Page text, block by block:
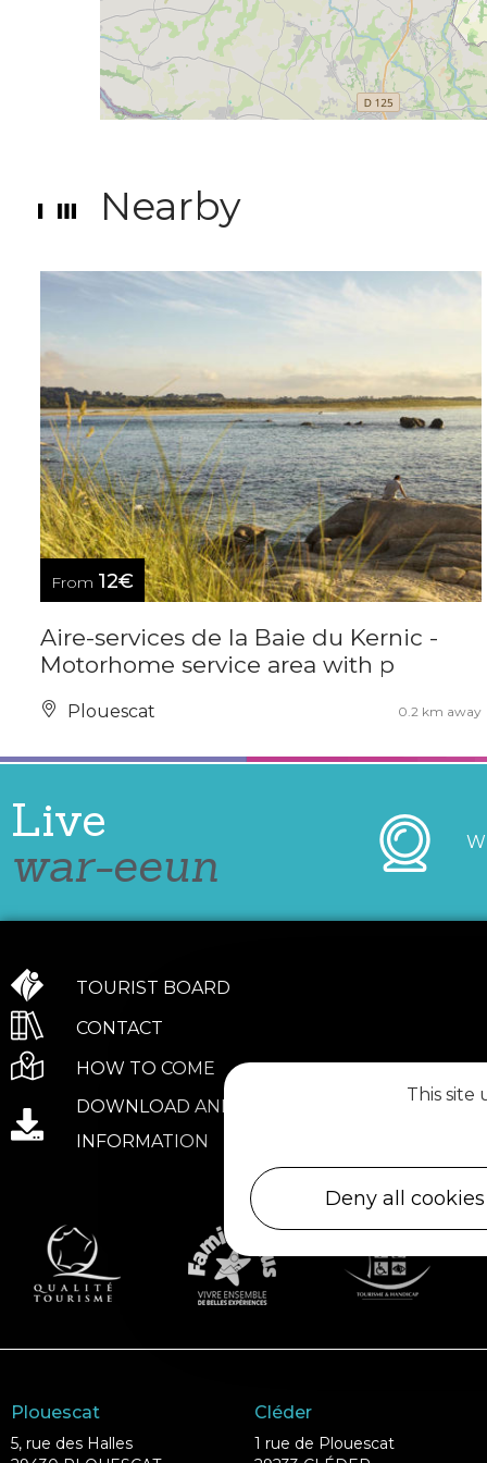
Nearby
From 12€
Aire-services de la Baie du Kernic -
Motorhome service area with p
Plouescat 0.2 km away
Live
war-eeun
TOURIST BOARD
CONTACT
HOW TO COME
DOWNLOAD AND PRACTICAL
INFORMATION
Plouescat
5, rue des Halles
Cléder
1 rue de Plouescat
This site
Deny all cookies